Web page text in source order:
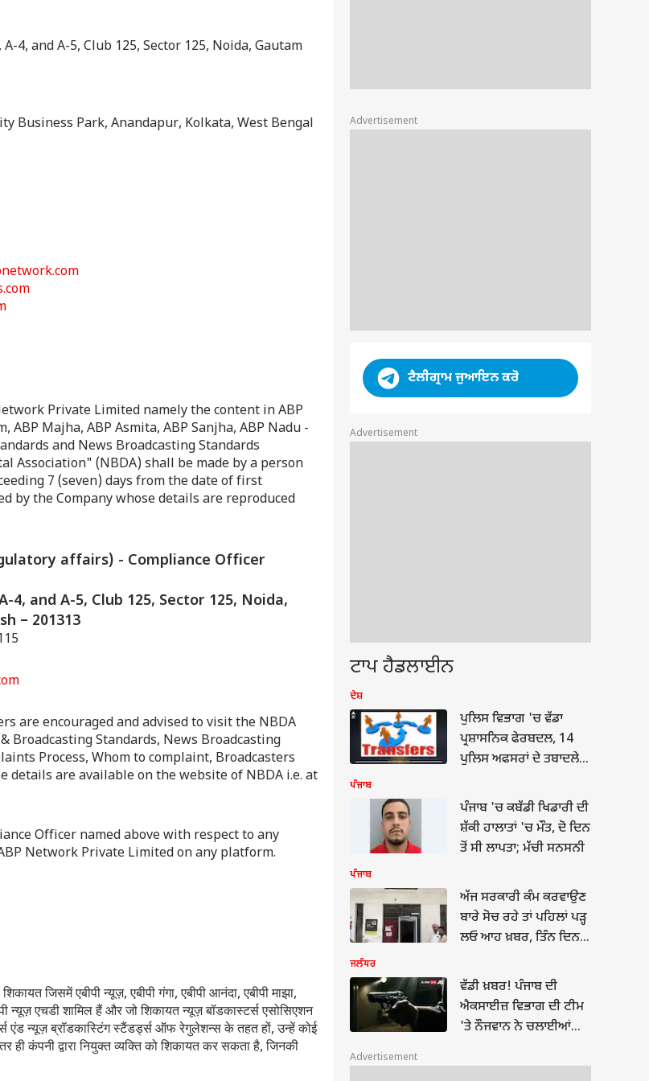
4, and A-5, Club 125, Sector 125, Noida, Gautam
Business Park, Anandapur, Kolkata, West Bengal
Private Limited namely the content in ABP
ABP Majha, ABP Asmita, ABP Sanjha, ABP Nadu -
and News Broadcasting Standards
Association" (NBDA) shall be made by a person
7 (seven) days from the date of first
by the Company whose details are reproduced
affairs) - Compliance Officer
4, and A-5, Club 125, Sector 125, Noida,
– 201313
are encouraged and advised to visit the NBDA
Broadcasting Standards, News Broadcasting
Process, Whom to complaint, Broadcasters
details are available on the website of NBDA i.e. at
Officer named above with respect to any
Network Private Limited on any platform.
जिसमें एबीपी न्यूज़, एबीपी गंगा, एबीपी आनंदा, एबीपी माझा,
न्यूज़ एचडी शामिल हैं और जो शिकायत न्यूज़ बॉडकास्टर्स एसोसिएशन
न्यूज़ ब्रॉडकास्टिंग स्टैंडर्ड्स ऑफ रेगुलेशन्स के तहत हों, उन्हें कोई
ही कंपनी द्वारा नियुक्त व्यक्ति को शिकायत कर सकता है, जिनकी
Advertisement
ਟੈਲੀਗ੍ਰਾਮ ਜੁਆਇਨ ਕਰੋ
Advertisement
ਟਾਪ ਹੈਡਲਾਈਨ
ਦੇਸ਼
ਪੁਲਿਸ ਵਿਭਾਗ 'ਚ ਵੱਡਾ
ਪ੍ਰਸ਼ਾਸਨਿਕ ਫੇਰਬਦਲ, 14
ਪੁਲਿਸ ਅਫਸਰਾਂ ਦੇ ਤਬਾਦਲੇ,
SI ਨੂੰ ਮਿਲੀ ਨਵੀ ਜ਼ਿੰਮੇਵਾਰੀ,
ਵੇਖੋ ਲਿਸਟ...
ਪੰਜਾਬ
ਪੰਜਾਬ 'ਚ ਕਬੱਡੀ ਖਿਡਾਰੀ ਦੀ
ਸ਼ੱਕੀ ਹਾਲਾਤਾਂ 'ਚ ਮੌਤ, ਦੋ ਦਿਨ
ਤੋਂ ਸੀ ਲਾਪਤਾ; ਮੱਚੀ ਸਨਸਨੀ
ਪੰਜਾਬ
ਅੱਜ ਸਰਕਾਰੀ ਕੰਮ ਕਰਵਾਉਣ
ਬਾਰੇ ਸੋਚ ਰਹੇ ਤਾਂ ਪਹਿਲਾਂ ਪੜ੍ਹ
ਲਓ ਆਹ ਖ਼ਬਰ, ਤਿੰਨ ਦਿਨ
ਜਲੰਧਰ
ਵੱਡੀ ਖ਼ਬਰ! ਪੰਜਾਬ ਦੀ
ਐਕਸਾਈਜ਼ ਵਿਭਾਗ ਦੀ ਟੀਮ
'ਤੇ ਨੌਜਵਾਨ ਨੇ ਚਲਾਈਆਂ
ਸਨਸਨੀ; ਇਲਾਕੇ 'ਚ ਦਹਿਸ਼ਤ
Advertisement